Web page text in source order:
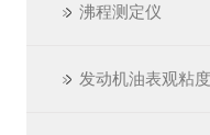
沸程测定仪
发动机油表观粘